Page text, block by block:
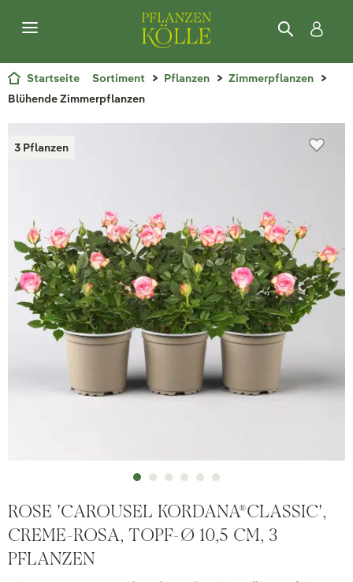
Startseite Sortiment Pflanzen
Zimmerpflanzen
Blühende Zimmerpflanzen
3 Pflanzen
ROSE 'CAROUSEL KORDANA®CLASSIC',
CREME-ROSA, TOPF-Ø 10,5 CM, 3
PFLANZEN